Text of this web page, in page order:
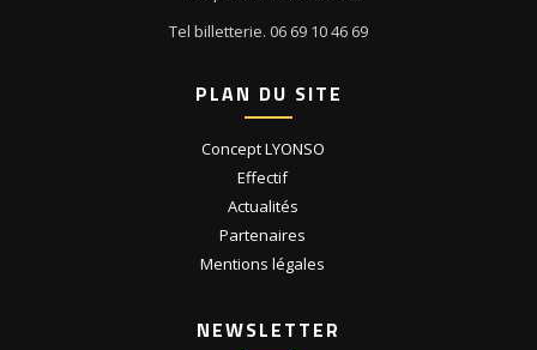
Tel billetterie. 06 69 10 46 69
PLAN DU SITE
Concept LYONSO
Effectif
Actualités
Partenaires
Mentions légales
NEWSLETTER